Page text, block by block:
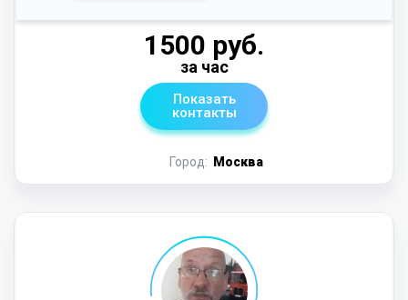
Город: Москва
1500 руб.
за час
Показать
контакты